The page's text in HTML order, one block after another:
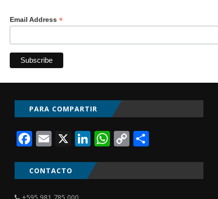
Email Address *
PARA COMPARTIR
Facebook
Email
X LinkedIn
WhatsApp
Copy
CONTACTO